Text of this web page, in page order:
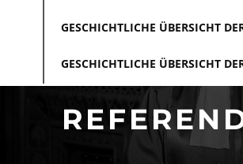
GESCHICHTLICHE ÜBERSICHT
GESCHICHTLICHE ÜBERSICHT